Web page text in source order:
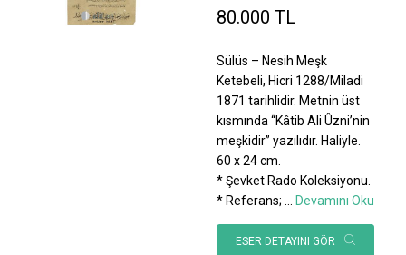
80.000 TL
Sülüs – Nesih Meşk
Ketebeli, Hicri 1288/Miladi
1871 tarihlidir. Metnin üst
kısmında “Kâtib Ali Ûzni’nin
meşkidir” yazılıdır. Haliyle.
60 x 24 cm.
* Şevket Rado Koleksiyonu.
* Referans;
Devamını Oku
ESER DETAYINI GÖR